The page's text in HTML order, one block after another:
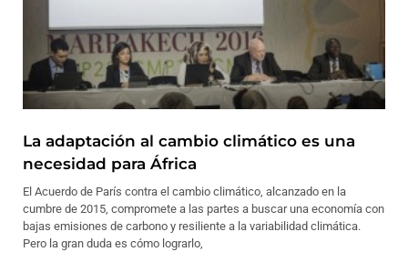
La adaptación al cambio climático es una
necesidad para África
El Acuerdo de París contra el cambio climático, alcanzado en la
cumbre de 2015, compromete a las partes a buscar una economía con
bajas emisiones de carbono y resiliente a la variabilidad climática.
Pero la gran duda es cómo lograrlo,